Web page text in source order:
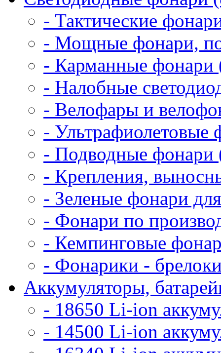
- Тактические
- Мощные фонари,
- Карманные фонари
- Налобные
- Велофары и
- Ультрафиолетовые
- Подводные фонари
- Крепления,
- Зеленые фонари
- Фонари по
- Кемпинговые
- Фонарики -
Аккумуляторы,
- 18650 Li-ion
- 14500 Li-ion